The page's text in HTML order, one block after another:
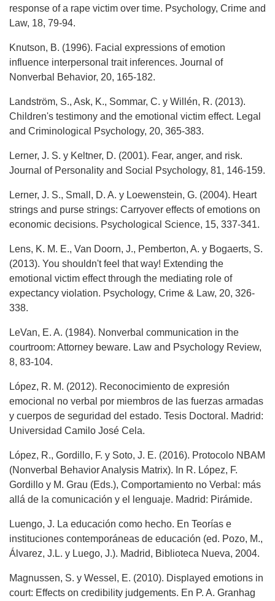
response of a rape victim over time. Psychology, Crime and
Law, 18, 79-94.
Knutson, B. (1996). Facial expressions of emotion
influence interpersonal trait inferences. Journal of
Nonverbal Behavior, 20, 165-182.
Landström, S., Ask, K., Sommar, C. y Willén, R. (2013).
Children's testimony and the emotional victim effect. Legal
and Criminological Psychology, 20, 365-383.
Lerner, J. S. y Keltner, D. (2001). Fear, anger, and risk.
Journal of Personality and Social Psychology, 81, 146-159.
Lerner, J. S., Small, D. A. y Loewenstein, G. (2004). Heart
strings and purse strings: Carryover effects of emotions on
economic decisions. Psychological Science, 15, 337-341.
Lens, K. M. E., Van Doorn, J., Pemberton, A. y Bogaerts, S.
(2013). You shouldn't feel that way! Extending the
emotional victim effect through the mediating role of
expectancy violation. Psychology, Crime & Law, 20, 326-
338.
LeVan, E. A. (1984). Nonverbal communication in the
courtroom: Attorney beware. Law and Psychology Review,
8, 83-104.
López, R. M. (2012). Reconocimiento de expresión
emocional no verbal por miembros de las fuerzas armadas
y cuerpos de seguridad del estado. Tesis Doctoral. Madrid:
Universidad Camilo José Cela.
López, R., Gordillo, F. y Soto, J. E. (2016). Protocolo NBAM
(Nonverbal Behavior Analysis Matrix). In R. López, F.
Gordillo y M. Grau (Eds.), Comportamiento no Verbal: más
allá de la comunicación y el lenguaje. Madrid: Pirámide.
Luengo, J. La educación como hecho. En Teorías e
instituciones contemporáneas de educación (ed. Pozo, M.,
Álvarez, J.L. y Luego, J.). Madrid, Biblioteca Nueva, 2004.
Magnussen, S. y Wessel, E. (2010). Displayed emotions in
court: Effects on credibility judgements. En P. A. Granhag